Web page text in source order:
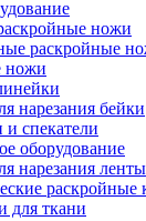
ножи
раскройные
ножи
нарезания бейки
спекатели
оборудование
нарезания ленты
раскройные
для ткани